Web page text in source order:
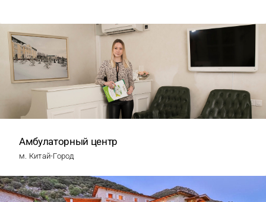
Амбулаторный центр
м. Китай-Город